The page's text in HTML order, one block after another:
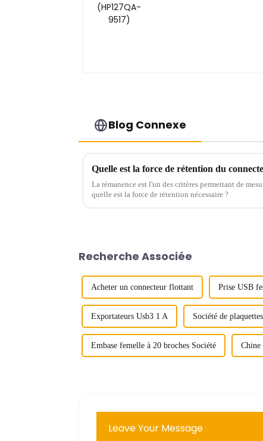
Blog Connexe
Quelle est la force de rétention du
La rémanence est l'un des critères permettant de
quelle est la force de rétention nécessaire ?
Recherche Associée
Acheter un connecteur flottant Prise USB
Exportateurs Usb3 1 A Société de
Embase femelle à 20 broches Société Chine
Leave Your Message